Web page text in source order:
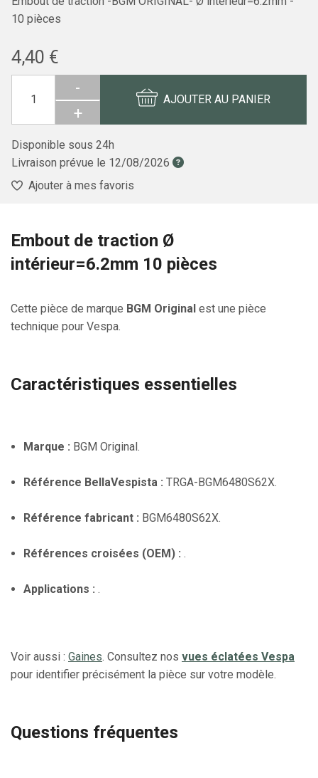
10 pièces
4,40 €
-
+
AJOUTER AU PANIER
Disponible sous 24h
Livraison prévue le 12/08/2026
Ajouter à mes favoris
Embout de traction Ø
intérieur=6.2mm 10 pièces
Cette pièce de marque BGM Original est une pièce
technique pour Vespa.
Caractéristiques essentielles
Marque : BGM Original.
Référence BellaVespista : TRGA-BGM6480S62X.
Référence fabricant : BGM6480S62X.
Références croisées (OEM) : .
Applications : .
Voir aussi : Gaines. Consultez nos vues éclatées Vespa
pour identifier précisément la pièce sur votre modèle.
Questions fréquentes